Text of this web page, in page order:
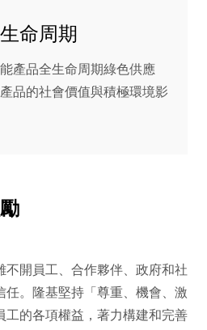
命周期
產品全生命周期綠色供應
品的社會價值與積極環境影
開員工、合作夥伴、政府和社
任。隆基堅持「尊重、機會、激
工的各項權益，著力構建和完善